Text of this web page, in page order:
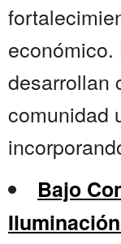
desarrollan
comunidad
Bajo